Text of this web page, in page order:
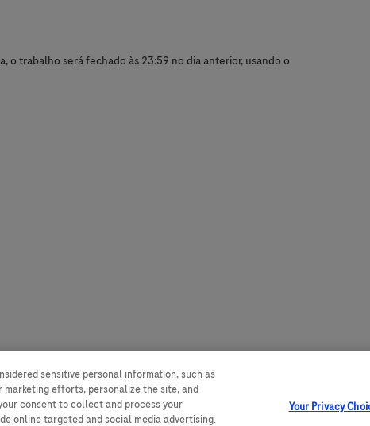
o trabalho será fechado às 23:59 no dia anterior, usando o
sensitive personal information, such as
efforts, personalize the site, and
consent to collect and process your
online targeted and social media advertising.
Your Privacy